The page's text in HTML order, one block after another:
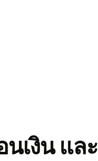
เงิน และ